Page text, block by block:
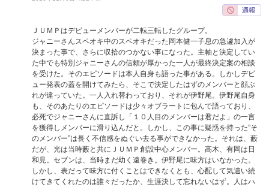
ＪＵＭＰはデビューメンバーが二転三転したグループ。
ジャニーさんスペオキ中のスペオキだった岡本健一子息の急遽加入が
決まった事で、さらに収拾のつかない事になった。主軸と決定してい
た中でも特別ジャニーさんの信頼が厚かった一人が最終決定案の相談
を受けた。そのエピソードは本人自身も語った事がある。しかしデビ
ュー発表の蓋を開けてみたら、そこで決定したはずのメンバーと顔ぶ
れが違っていた。一人入れ替わっており、それが伊野尾。伊野尾自身
も、そのあたりのエピソードは少々オブラートに包んで語っており、
必死でジャニーさんに直訴し「１０人目のメンバーは君だよ」の一言
を獲得しメンバーに滑り込んだと。しかし、この事に疑惑を持った”そ
のメンバー”は長く不信感をぬぐい去る事ができなかった。それは、藪
だが、光は当時藪と共にＪＵＭＰ創設中心メンバー。高木、有岡は日
和見。セブンは、当時まだ幼く遠巻き。伊野尾に味方はいなかった。
しかし、表だって味方に付くことはできなくとも、心配して気遣い続
けてきてくれたのは誰々だったか、生涯決して忘れないはず。人はハ